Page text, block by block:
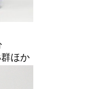
ほか